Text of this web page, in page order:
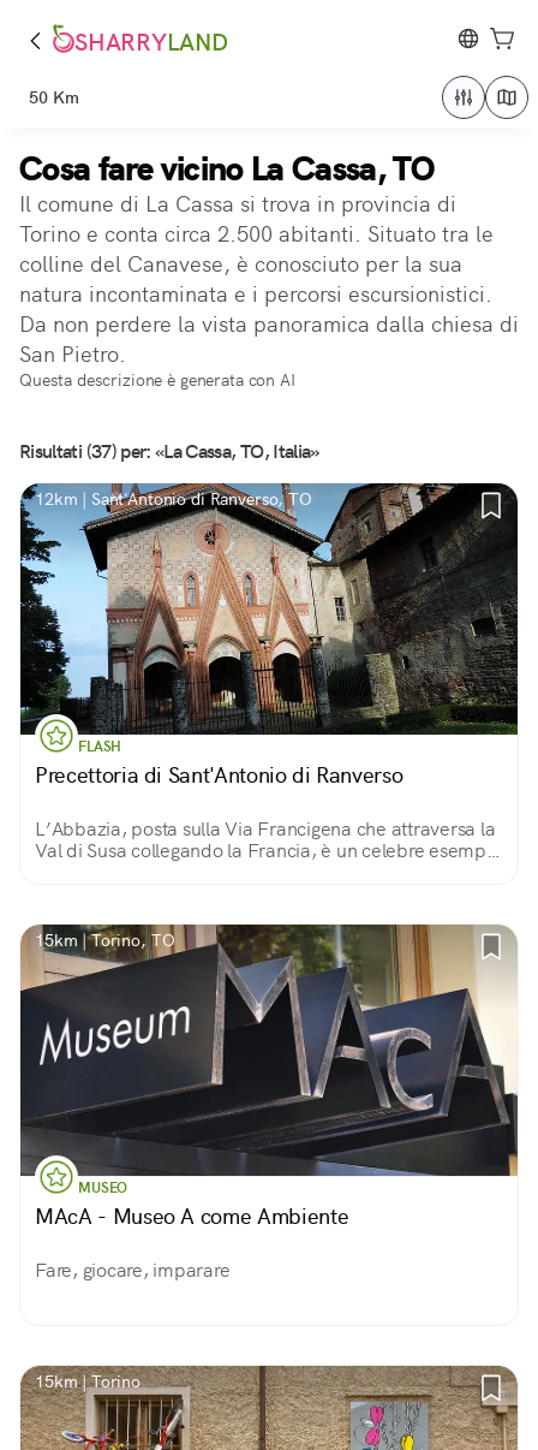
SHARRYLAND
50 Km
Cosa fare vicino La Cassa, TO
Il comune di La Cassa si trova in provincia di
Torino e conta circa 2.500 abitanti. Situato tra le
colline del Canavese, è conosciuto per la sua
natura incontaminata e i percorsi escursionistici.
Da non perdere la vista panoramica dalla chiesa di
San Pietro.
Questa descrizione è generata con AI
Risultati (37) per: «La Cassa, TO, Italia»
12km | Sant'Antonio di Ranverso, TO
FLASH
Precettoria di Sant'Antonio di Ranverso
L’Abbazia, posta sulla Via Francigena che attraversa la
Val di Susa collegando la Francia, è un celebre esempio
15km | Torino, TO
MUSEO
MAcA - Museo A come Ambiente
Fare, giocare, imparare
15km | Torino